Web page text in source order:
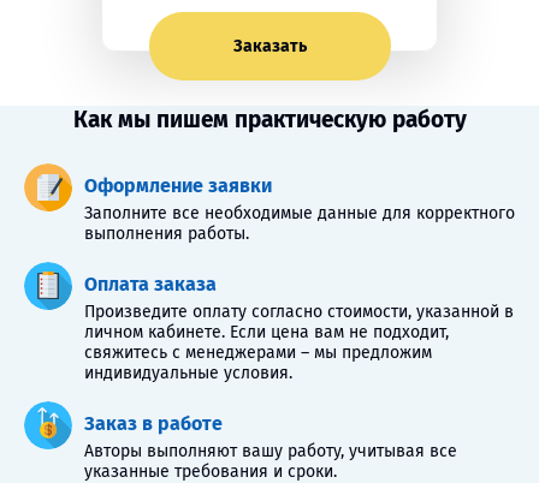
Заказать
Как мы пишем практическую работу
Оформление заявки
Заполните все необходимые данные для корректного
выполнения работы.
Оплата заказа
Произведите оплату согласно стоимости, указанной в
личном кабинете. Если цена вам не подходит,
свяжитесь с менеджерами – мы предложим
индивидуальные условия.
Заказ в работе
Авторы выполняют вашу работу, учитывая все
указанные требования и сроки.